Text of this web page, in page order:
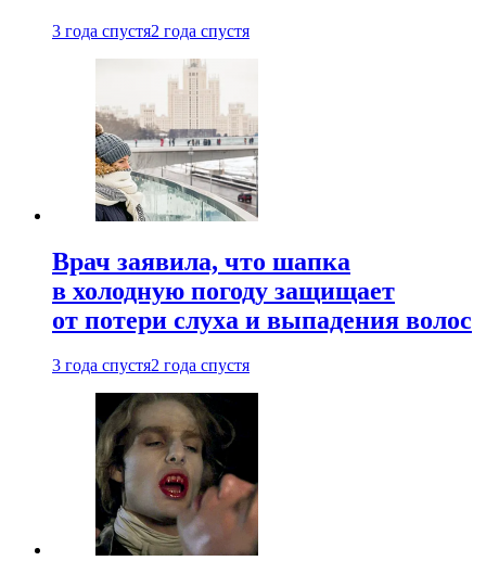
3 года спустя2 года спустя
Врач заявила, что шапка
в холодную погоду защищает
от потери слуха и выпадения волос
3 года спустя2 года спустя